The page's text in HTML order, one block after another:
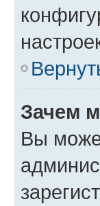
Зачем
Вы